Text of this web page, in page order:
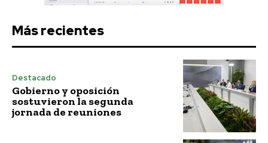
Más recientes
Destacado
Gobierno y oposición
sostuvieron la segunda
jornada de reuniones